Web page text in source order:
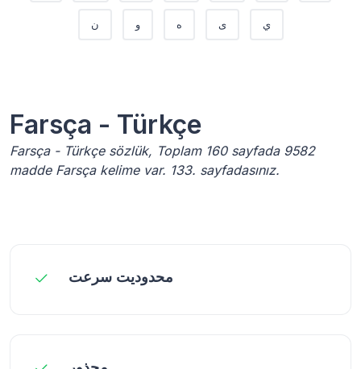
ن و ه ی ي
Farsça - Türkçe
Farsça - Türkçe sözlük, Toplam 160 sayfada 9582
madde Farsça kelime var. 133. sayfadasınız.
محدوديت سرعت